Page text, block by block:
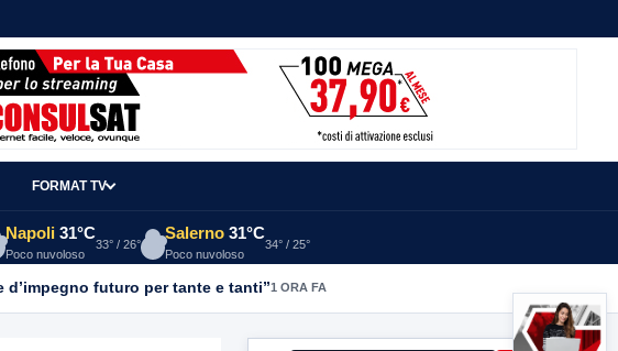
FORMAT TV
Napoli 31°C
Poco nuvoloso
33° / 26°
Salerno 31°C
Poco nuvoloso
34° / 25°
futuro per tante e tanti”1 ORA FA